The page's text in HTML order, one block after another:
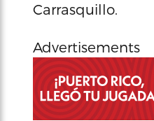
Carrasquillo.
Advertisements